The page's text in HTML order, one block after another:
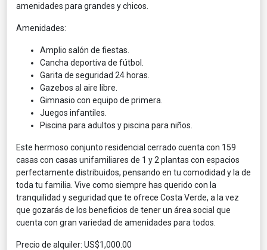
amenidades para grandes y chicos.
Amenidades:
Amplio salón de fiestas.
Cancha deportiva de fútbol.
Garita de seguridad 24 horas.
Gazebos al aire libre.
Gimnasio con equipo de primera.
Juegos infantiles.
Piscina para adultos y piscina para niños.
Este hermoso conjunto residencial cerrado cuenta con 159
casas con casas unifamiliares de 1 y 2 plantas con espacios
perfectamente distribuidos, pensando en tu comodidad y la de
toda tu familia. Vive como siempre has querido con la
tranquilidad y seguridad que te ofrece Costa Verde, a la vez
que gozarás de los beneficios de tener un área social que
cuenta con gran variedad de amenidades para todos.
Precio de alquiler: US$1,000.00